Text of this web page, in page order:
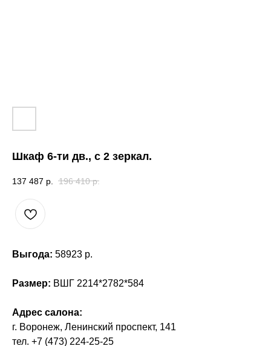
Шкаф 6-ти дв., с 2 зеркал.
137 487 р. 196 410 р.
Выгода: 58923 р.
Размер: ВШГ 2214*2782*584
Адрес салона:
г. Воронеж, Ленинский проспект, 141
тел. +7 (473) 224-25-25